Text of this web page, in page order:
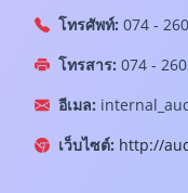
โทรศัพท์: 074 -
โทรสาร: 074 -
อีเมล:
เว็บไซต์: http://